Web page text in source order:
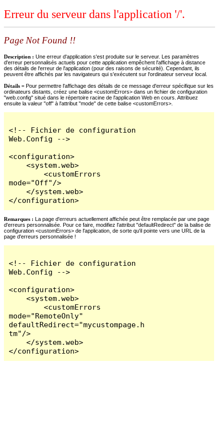
Erreur du serveur dans l'application '/'.
Page Not Found !!
Description : Une erreur d'application s'est produite sur le serveur. Les paramètres
d'erreur personnalisés actuels pour cette application empêchent l'affichage à distance
des détails de l'erreur de l'application (pour des raisons de sécurité). Cependant, ils
peuvent être affichés par les navigateurs qui s'exécutent sur l'ordinateur serveur local.
Détails = Pour permettre l'affichage des détails de ce message d'erreur spécifique sur les
ordinateurs distants, créez une balise <customErrors> dans un fichier de configuration
"web.config" situé dans le répertoire racine de l'application Web en cours. Attribuez
ensuite la valeur "off" à l'attribut "mode" de cette balise <customErrors>.
<!-- Fichier de configuration
Web.Config -->
<configuration>
    <system.web>
        <customErrors
mode="Off"/>
    </system.web>
</configuration>
Remarques : La page d'erreurs actuellement affichée peut être remplacée par une page
d'erreurs personnalisée. Pour ce faire, modifiez l'attribut "defaultRedirect" de la balise de
configuration <customErrors> de l'application, de sorte qu'il pointe vers une URL de la
page d'erreurs personnalisée !
<!-- Fichier de configuration
Web.Config -->
<configuration>
    <system.web>
        <customErrors
mode="RemoteOnly"
defaultRedirect="mycustompage.h
tm"/>
    </system.web>
</configuration>